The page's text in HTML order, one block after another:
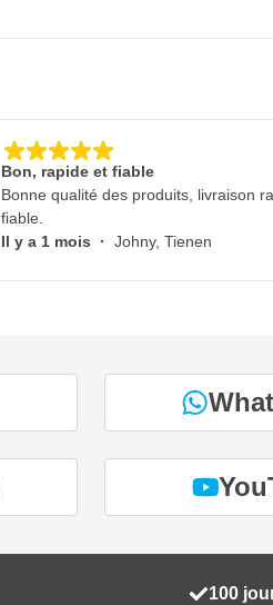
Bon, rapide et fiable
Bonne qualité des produits, livraison
fiable.
Il y a 1 mois · Johny, Tienen
100